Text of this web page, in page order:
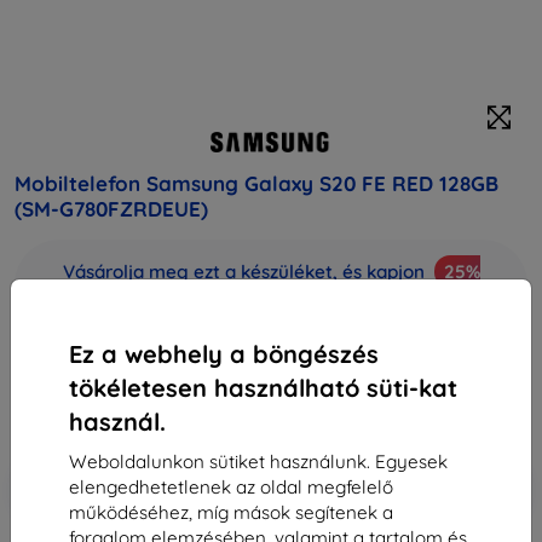
Ez a webhely a böngészés
tökéletesen használható süti-kat
használ.
Weboldalunkon sütiket használunk. Egyesek
elengedhetetlenek az oldal megfelelő
működéséhez, míg mások segítenek a
forgalom elemzésében, valamint a tartalom és
Mobiltelefon Samsung Galaxy S20 FE RED 128GB
(SM-G780FZRDEUE)
Vásárolja meg ezt a készüléket, és kapjon
25%
Vegső ár
164 590 Ft
148 131 Ft
-10% Kedvezmény kuponnalEXTRA10